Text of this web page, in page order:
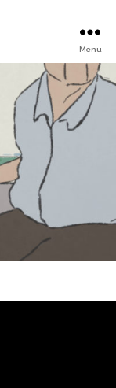
Menu